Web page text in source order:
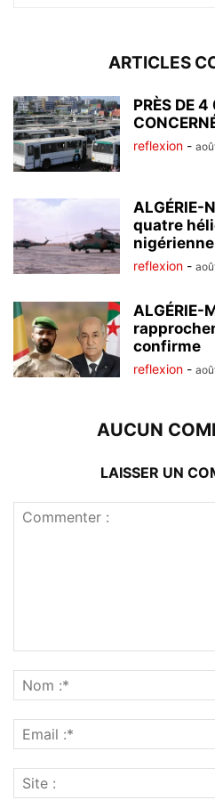
ARTICLES
PRÈS DE
reflexion -
ALGÉRIE-
quatre
nigérienne
reflexion -
ALGÉRIE-
confirme
reflexion -
AUCUN
LAISSER UN